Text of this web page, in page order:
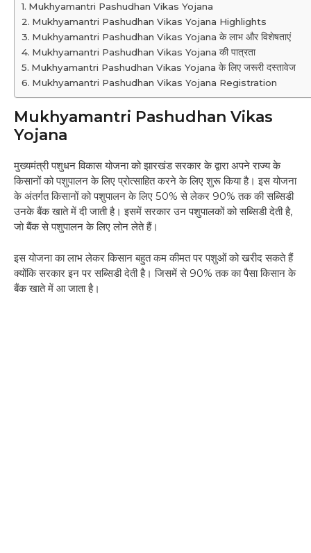
Mukhyamantri Pashudhan Vikas Yojana
Mukhyamantri Pashudhan Vikas Yojana Highlights
Mukhyamantri Pashudhan Vikas Yojana के लाभ और विशेषताएं
Mukhyamantri Pashudhan Vikas Yojana की पात्रता
Mukhyamantri Pashudhan Vikas Yojana के लिए जरूरी दस्तावेज
Mukhyamantri Pashudhan Vikas Yojana Registration
Mukhyamantri Pashudhan Vikas
Yojana
मुख्यमंत्री पशुधन विकास योजना को झारखंड सरकार के द्वारा अपने राज्य के
किसानों को पशुपालन के लिए प्रोत्साहित करने के लिए शुरू किया है। इस योजना
के अंतर्गत किसानों को पशुपालन के लिए 50% से लेकर 90% तक की सब्सिडी
उनके बैंक खाते में दी जाती है। इसमें सरकार उन पशुपालकों को सब्सिडी देती है,
जो बैंक से पशुपालन के लिए लोन लेते हैं।
इस योजना का लाभ लेकर किसान बहुत कम कीमत पर पशुओं को खरीद सकते हैं
क्योंकि सरकार इन पर सब्सिडी देती है। जिसमें से 90% तक का पैसा किसान के
बैंक खाते में आ जाता है।